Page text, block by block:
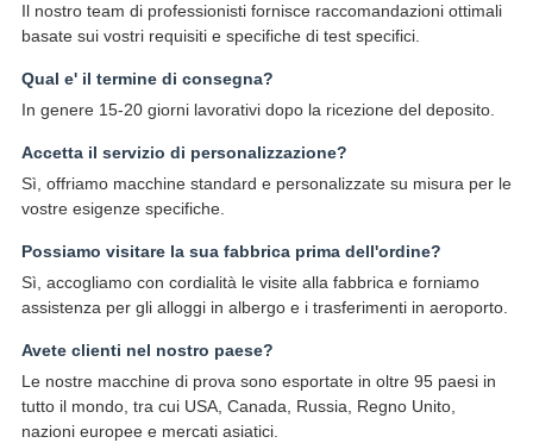
Il nostro team di professionisti fornisce raccomandazioni ottimali
basate sui vostri requisiti e specifiche di test specifici.
Qual e' il termine di consegna?
In genere 15-20 giorni lavorativi dopo la ricezione del deposito.
Accetta il servizio di personalizzazione?
Sì, offriamo macchine standard e personalizzate su misura per le
vostre esigenze specifiche.
Possiamo visitare la sua fabbrica prima dell'ordine?
Sì, accogliamo con cordialità le visite alla fabbrica e forniamo
assistenza per gli alloggi in albergo e i trasferimenti in aeroporto.
Avete clienti nel nostro paese?
Le nostre macchine di prova sono esportate in oltre 95 paesi in
tutto il mondo, tra cui USA, Canada, Russia, Regno Unito,
nazioni europee e mercati asiatici.